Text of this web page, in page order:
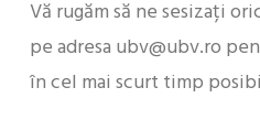
Vă rugăm să ne sesizați
pe adresa ubv@ubv.ro
în cel mai scurt timp